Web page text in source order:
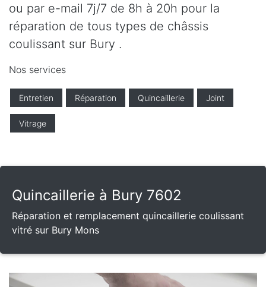
ou par e-mail 7j/7 de 8h à 20h pour la
réparation de tous types de châssis
coulissant sur Bury .
Nos services
Entretien Réparation Quincaillerie Joint
Vitrage
Quincaillerie à Bury 7602
Réparation et remplacement quincaillerie coulissant
vitré sur Bury Mons